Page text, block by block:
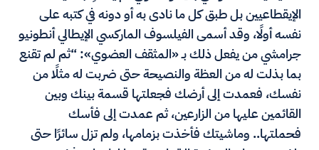
الإيقطاعيين بل طبق كل ما نادى به أو دونه في كتبه على
نفسه أولًا، وقد أسمى الفيلسوف الماركسي الإيطالي أنطونيو
جرامشي من يفعل ذلك بـ «المثقف العضوي»: “ثم لم تقنع
بما بذلت له من العظة والنصيحة حتى ضربت له مثلًا من
نفسك، فعمدت إلى أرضك فجعلتها قسمة بينك وبين
القائمين عليها من الزارعين، ثم عمدت إلى فأسك
فحملتها.. وماشيتك فأخذت بزمامها، ولم تزل سائرًا حتى